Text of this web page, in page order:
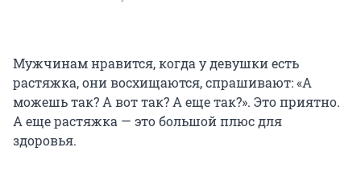
Мужчинам нравится, когда у девушки есть
растяжка, они восхищаются, спрашивают: «А
можешь так? А вот так? А еще так?». Это приятно.
А еще растяжка — это большой плюс для
здоровья.